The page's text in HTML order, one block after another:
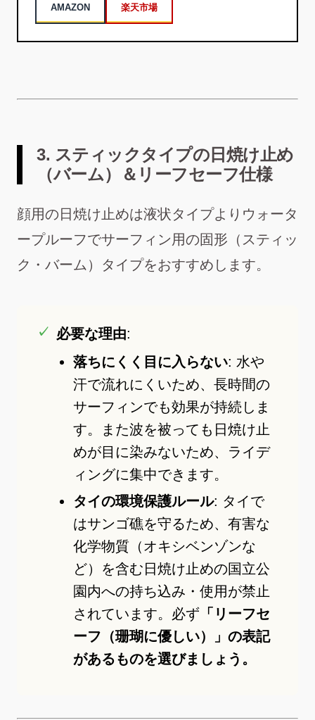
AMAZON 楽天市場
3. スティックタイプの日焼け止め
（バーム）＆リーフセーフ仕様
顔用の日焼け止めは液状タイプよりウォータ
ープルーフでサーフィン用の固形（スティッ
ク・バーム）タイプをおすすめします。
必要な理由:
落ちにくく目に入らない: 水や
汗で流れにくいため、長時間の
サーフィンでも効果が持続しま
す。また波を被っても日焼け止
めが目に染みないため、ライデ
ィングに集中できます。
タイの環境保護ルール: タイで
はサンゴ礁を守るため、有害な
化学物質（オキシベンゾンな
ど）を含む日焼け止めの国立公
園内への持ち込み・使用が禁止
されています。必ず 「リーフセ
ーフ（珊瑚に優しい）」の表記
があるものを選びましょう。